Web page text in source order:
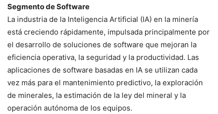
Segmento de Software
La industria de la Inteligencia Artificial (IA) en la minería
está creciendo rápidamente, impulsada principalmente por
el desarrollo de soluciones de software que mejoran la
eficiencia operativa, la seguridad y la productividad. Las
aplicaciones de software basadas en IA se utilizan cada
vez más para el mantenimiento predictivo, la exploración
de minerales, la estimación de la ley del mineral y la
operación autónoma de los equipos.